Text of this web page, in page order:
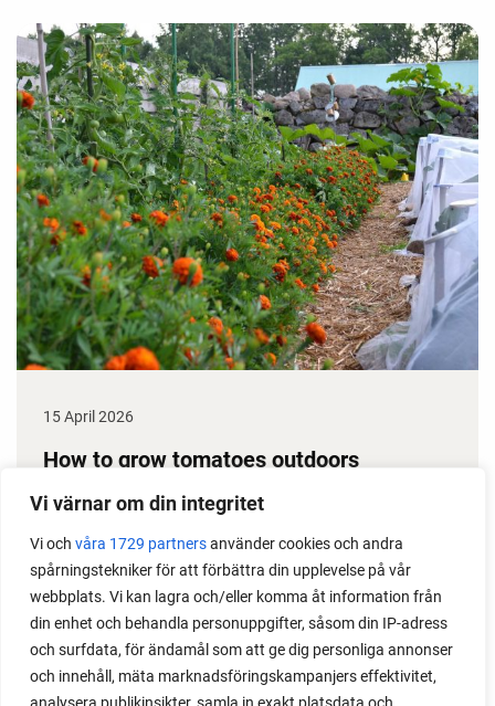
Vi värnar om din integritet
Vi och våra 1729 partnersanvänder cookies och andra
spårningstekniker för att förbättra din upplevelse på vår
webbplats. Vi kan lagra och/eller komma åt information från
din enhet och behandla personuppgifter, såsom din IP-adress
och surfdata, för ändamål som att ge dig personliga annonser
och innehåll, mäta marknadsföringskampanjers effektivitet,
15 April 2026
How to grow tomatoes outdoors
Do you need a greenhouse to grow tomatoes? This
readers. I grow tomatoes outdoors without any
issues. Why not give it a try?